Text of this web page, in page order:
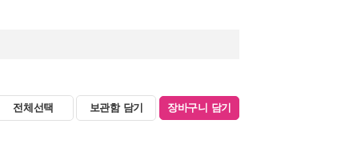
전체선택 보관함 담기 장바구니 담기